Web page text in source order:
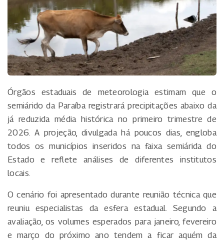
Órgãos estaduais de meteorologia estimam que o
semiárido da Paraíba registrará precipitações abaixo da
já reduzida média histórica no primeiro trimestre de
2026. A projeção, divulgada há poucos dias, engloba
todos os municípios inseridos na faixa semiárida do
Estado e reflete análises de diferentes institutos
locais.
O cenário foi apresentado durante reunião técnica que
reuniu especialistas da esfera estadual. Segundo a
avaliação, os volumes esperados para janeiro, fevereiro
e março do próximo ano tendem a ficar aquém da